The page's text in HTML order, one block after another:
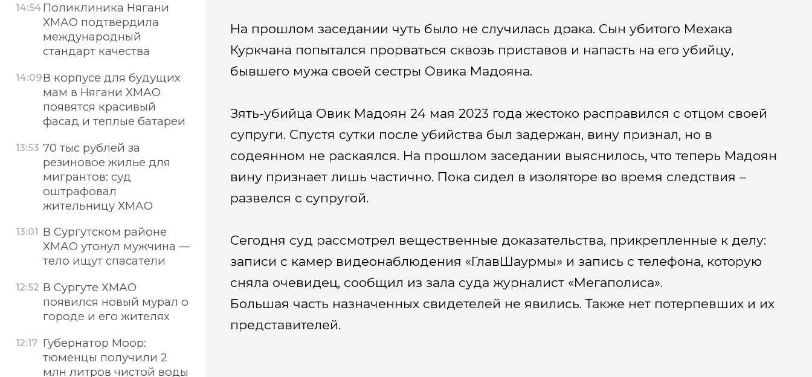
На прошлом заседании чуть было не случилась драка. Сын убитого Мехака
Куркчана попытался прорваться сквозь приставов и напасть на его убийцу,
бывшего мужа своей сестры Овика Мадояна.
Зять-убийца Овик Мадоян 24 мая 2023 года жестоко расправился с отцом своей
супруги. Спустя сутки после убийства был задержан, вину признал, но в
содеянном не раскаялся. На прошлом заседании выяснилось, что теперь Мадоян
вину признает лишь частично. Пока сидел в изоляторе во время следствия –
развелся с супругой.
Сегодня суд рассмотрел вещественные доказательства, прикрепленные к делу:
записи с камер видеонаблюдения «ГлавШаурмы» и запись с телефона, которую
сняла очевидец, сообщил из зала суда журналист «Мегаполиса».
Большая часть назначенных свидетелей не явились. Также нет потерпевших и их
представителей.
14:54 Поликлиника Нягани
ХМАО подтвердила
международный
стандарт качества
14:09В корпусе для будущих
мам в Нягани ХМАО
появятся красивый
фасад и теплые батареи
13:53 70 тыс рублей за
резиновое жилье для
мигрантов: суд
оштрафовал
жительницу ХМАО
13:01
В Сургутском районе
ХМАО утонул мужчина —
тело ищут спасатели
12:52 В Сургуте ХМАО
появился новый мурал о
городе и его жителях
12:17 Губернатор Моор:
тюменцы получили 2
млн литров чистой воды